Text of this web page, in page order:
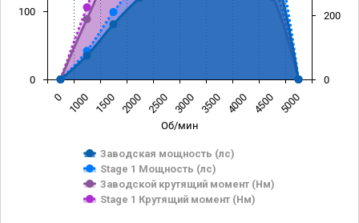
Об/мин
Заводская мощность (лс)
Stage 1 Мощность (лс)
Заводской крутящий момент (Нм)
Stage 1 Крутящий момент (Нм)
0 1000 1500 2000 2500 3000 3500 4000 4500 5000
0
100
0
200